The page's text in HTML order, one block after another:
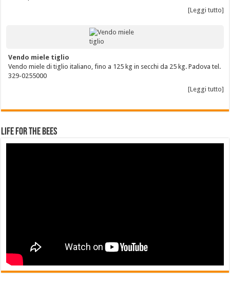
[Leggi tutto]
Vendo miele tiglio
Vendo miele di tiglio italiano, fino a 125 kg in secchi da 25 kg. Padova tel.
329-0255000
[Leggi tutto]
Life for the Bees